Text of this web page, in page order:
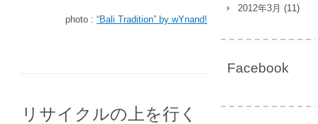
photo : “Bali Tradition” by wYnand!
リサイクルの上を行く
2012年3月 (11)
Facebook